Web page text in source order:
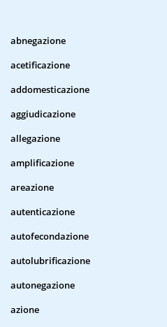
abnegazione
acetificazione
addomesticazione
aggiudicazione
allegazione
amplificazione
areazione
autenticazione
autofecondazione
autolubrificazione
autonegazione
azione